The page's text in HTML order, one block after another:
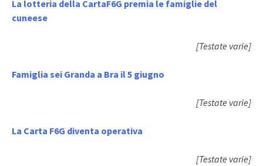
La lotteria della CartaF6G premia le famiglie del
cuneese
[Testate varie]
Famiglia sei Granda a Bra il 5 giugno
[Testate varie]
La Carta F6G diventa operativa
[Testate varie]